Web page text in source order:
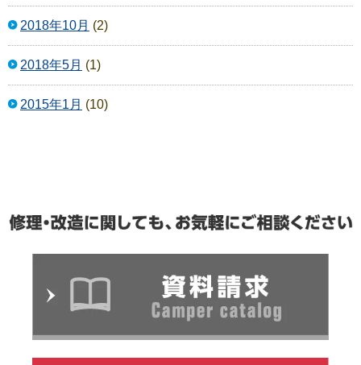
2018年10月 (2)
2018年5月 (1)
2015年1月 (10)